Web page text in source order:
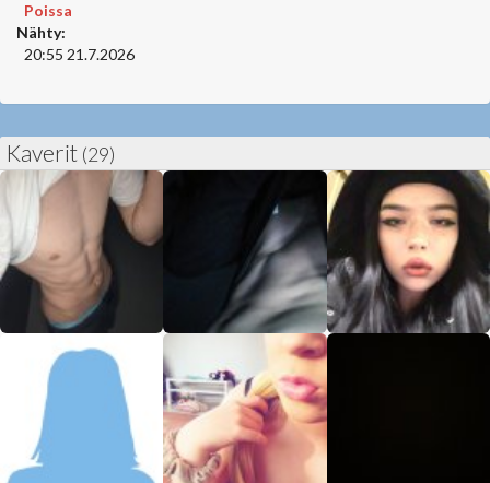
Poissa
Nähty:
20:55 21.7.2026
Kaverit (29)